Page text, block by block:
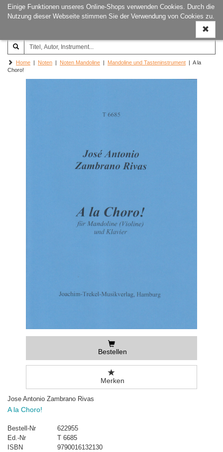
Einige Funktionen unseres Online-Shops verwenden Cookies. Durch die
Nutzung dieser Webseite stimmen Sie der Verwendung von Cookies zu.
ein-/
Joachim‐Trekel‐Musikverlag,
Hamburg
Home | Noten | Noten Mandoline | Mandoline und Tasteninstrument | A la
Choro!
Bestellen
Merken
Jose Antonio Zambrano Rivas
A la Choro!
Bestell-Nr
622955
Ed.-Nr
T 6685
ISBN
9790016132130